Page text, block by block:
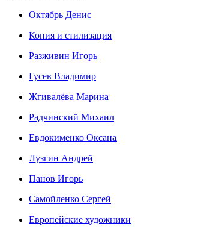
Октябрь Денис
Копия и стилизация
Разживин Игорь
Гусев Владимир
Жгивалёва Марина
Радчинский Михаил
Евдокименко Оксана
Лузгин Андрей
Панов Игорь
Сaмoйленко Сергей
Европейские художники